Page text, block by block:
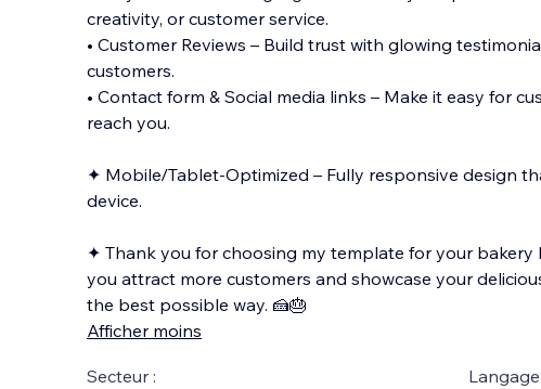
creativity, or customer service.
• Customer Reviews – Build trust with glowing
customers.
• Contact form & Social media links – Make it easy for
reach you.
✦ Mobile/Tablet-Optimized – Fully responsive design
device.
✦ Thank you for choosing my template for your bakery
you attract more customers and showcase your
the best possible way. 🍰🎂
Afficher moins
Secteur :